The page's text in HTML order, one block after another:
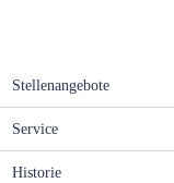
Stellenangebote
Service
Historie